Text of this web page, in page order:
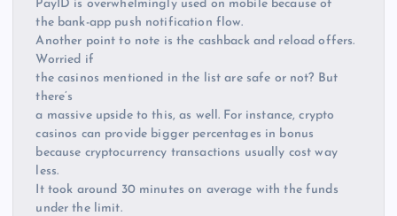
PayID is overwhelmingly used on mobile because of
the bank-app push notification flow.
Another point to note is the cashback and reload offers.
Worried if
the casinos mentioned in the list are safe or not? But
there’s
a massive upside to this, as well. For instance, crypto
casinos can provide bigger percentages in bonus
because cryptocurrency transactions usually cost way
less.
It took around 30 minutes on average with the funds
under the limit.